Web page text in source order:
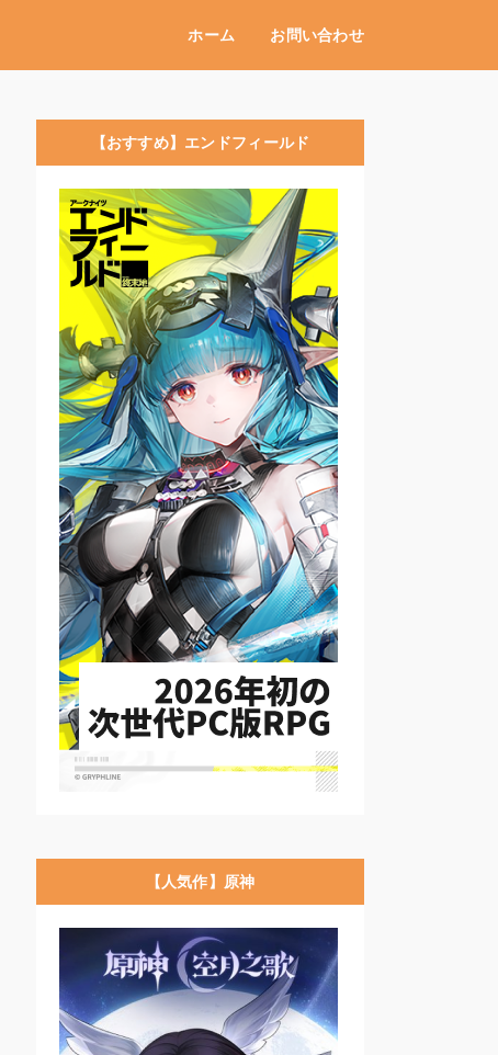
ホーム お問い合わせ
【おすすめ】エンドフィールド
【人気作】原神